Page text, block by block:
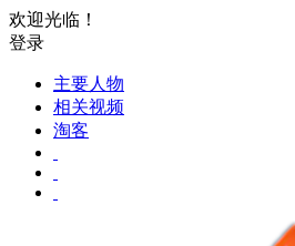
欢迎光临！
登录
主要人物
相关视频
淘客